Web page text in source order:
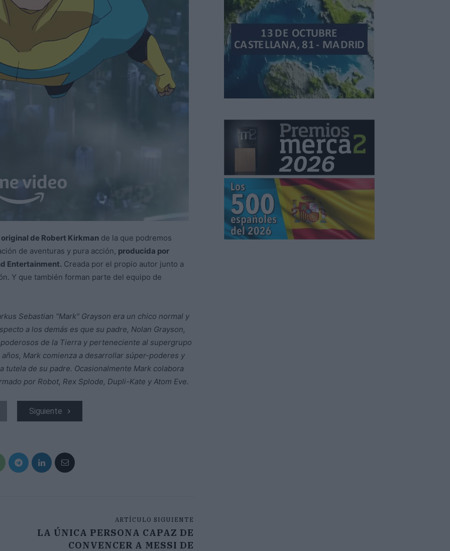
original de Robert Kirkman de la que podremos
de aventuras y pura acción, producida por
Entertainment. Creada por el propio autor junto a
Y que también forman parte del equipo de
Sebastian "Mark" Grayson era un chico normal y
a los demás es que su padre, Nolan Grayson,
de la Tierra y perteneciente al supergrupo
Mark comienza a desarrollar súper-poderes y
tutela de su padre. Ocasionalmente Mark colabora
por Robot, Rex Splode, Dupli-Kate y Atom Eve.
Siguiente
ARTÍCULO SIGUIENTE
LA ÚNICA PERSONA CAPAZ DE
CONVENCER A MESSI DE